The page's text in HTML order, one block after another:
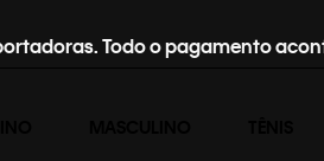
Todo o pagamento